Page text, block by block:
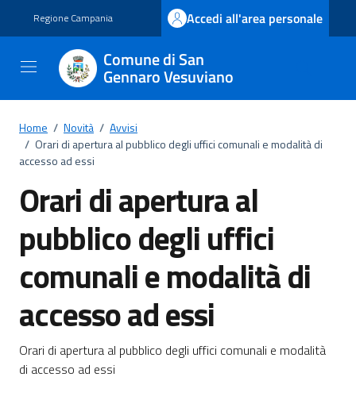
Regione Campania Accedi all'area personale
Comune di San
Gennaro Vesuviano
Home / Novità / Avvisi
/ Orari di apertura al pubblico degli uffici comunali e modalità di
accesso ad essi
Orari di apertura al
pubblico degli uffici
comunali e modalità di
accesso ad essi
Dettagli della notizia
Orari di apertura al pubblico degli uffici comunali e modalità
di accesso ad essi